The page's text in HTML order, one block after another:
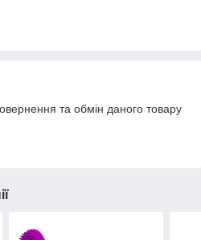
та обмін даного товару